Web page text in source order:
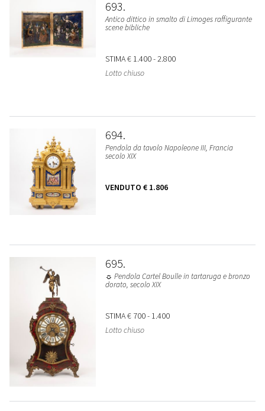
693
Antico dittico in smalto di Limoges raffigurante
scene bibliche
STIMA€ 1.400 - 2.800
Lotto chiuso
694
Pendola da tavolo Napoleone III, Francia
secolo XIX
VENDUTO € 1.806
695
☼ Pendola Cartel Boulle in tartaruga e bronzo
dorato, secolo XIX
STIMA€ 700 - 1.400
Lotto chiuso